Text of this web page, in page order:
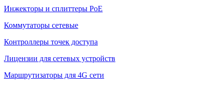
Инжекторы и сплиттеры РоЕ
Коммутаторы сетевые
Контроллеры точек доступа
Лицензии для сетевых устройств
Маршрутизаторы для 4G сети